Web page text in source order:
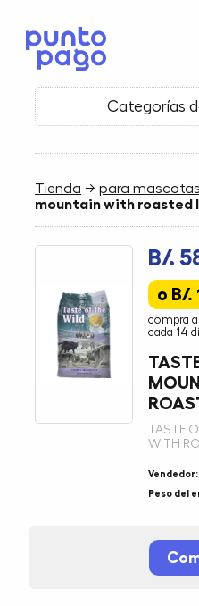
Categorías
Tienda →para mascotas
mountain with roasted
B/.
o B/.
compra
cada 14
TASTE
WITH
Vendedor:
Peso del